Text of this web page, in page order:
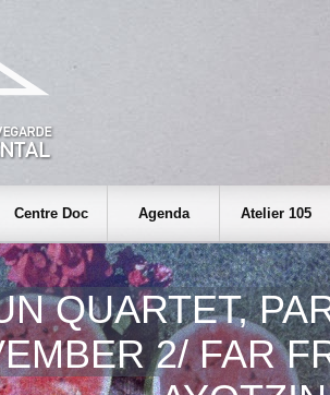
Centre Doc Agenda Atelier 105
QUARTET,
2/ FAR